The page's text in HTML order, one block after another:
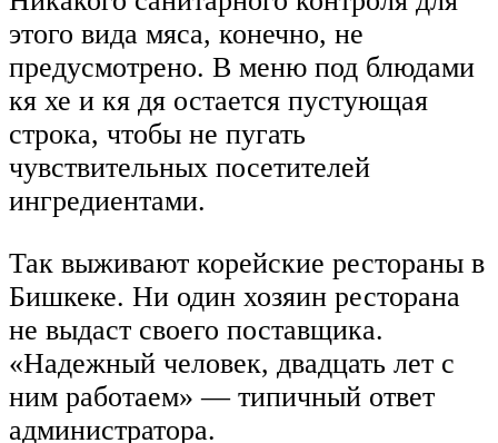
этого вида мяса, конечно, не
предусмотрено. В меню под блюдами
кя хе и кя дя остается пустующая
строка, чтобы не пугать
чувствительных посетителей
ингредиентами.
Так выживают корейские рестораны в
Бишкеке. Ни один хозяин ресторана
не выдаст своего поставщика.
«Надежный человек, двадцать лет с
ним работаем» — типичный ответ
администратора.